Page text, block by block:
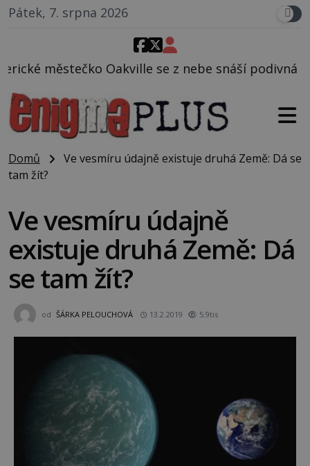
Pátek, 7. srpna 2026
se z nebe snáší podivná rosolovitá látka
Domů
Ve vesmíru údajně existuje druhá Země: Dá se
tam žít?
Ve vesmíru údajně
existuje druhá Země: Dá
se tam žít?
od ŠÁRKA PELOUCHOVÁ 13.2.2019 5.9tis